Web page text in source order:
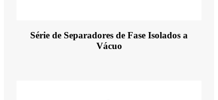
Série de Separadores de Fase Isolados a
Vácuo